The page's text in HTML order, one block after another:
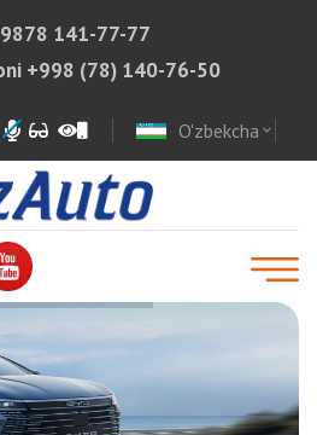
141-77-77
+998 (78) 140-76-50
O'zbekcha expand_more